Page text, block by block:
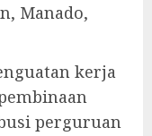
Manado,
kerja
perguruan